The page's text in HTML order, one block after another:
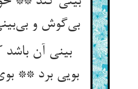
بی‌‌گوش و
بینی آن باشد
بویی برد **